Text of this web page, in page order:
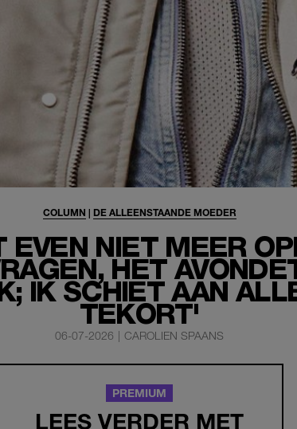
EVEN NIET MEER
HET
IK SCHIET AAN
TEKORT'
COLUMN | DE ALLEENSTAANDE MOEDER
06-07-2026 | CAROLIEN SPAANS
PREMIUM
LEES VERDER MET